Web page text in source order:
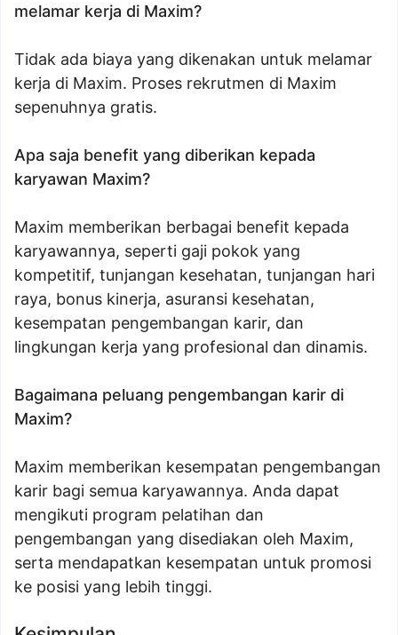
melamar kerja di Maxim?
Tidak ada biaya yang dikenakan untuk melamar
kerja di Maxim. Proses rekrutmen di Maxim
sepenuhnya gratis.
Apa saja benefit yang diberikan kepada
karyawan Maxim?
Maxim memberikan berbagai benefit kepada
karyawannya, seperti gaji pokok yang
kompetitif, tunjangan kesehatan, tunjangan hari
raya, bonus kinerja, asuransi kesehatan,
kesempatan pengembangan karir, dan
lingkungan kerja yang profesional dan dinamis.
Bagaimana peluang pengembangan karir di
Maxim?
Maxim memberikan kesempatan pengembangan
karir bagi semua karyawannya. Anda dapat
mengikuti program pelatihan dan
pengembangan yang disediakan oleh Maxim,
serta mendapatkan kesempatan untuk promosi
ke posisi yang lebih tinggi.